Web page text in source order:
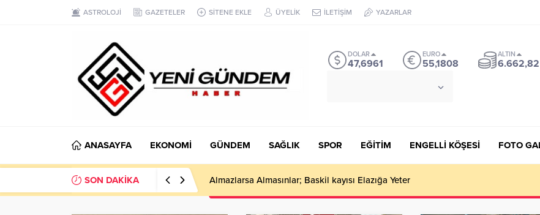
ASTROLOJİ GAZETELER SİTENE EKLE ÜYELİK İLETİŞİM YAZARLAR
DOLAR
47,6961
EURO
55,1808
ALTIN
6.662,82
ANASAYFA EKONOMİ GÜNDEM SAĞLIK SPOR EĞİTİM ENGELLİ KÖŞESİ FOTO
SON DAKİKA Almazlarsa Almasınlar; Baskil kayısı Elazığa Yeter